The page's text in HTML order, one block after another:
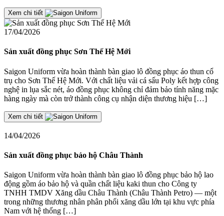
Xem chi tiết
17/04/2026
Sản xuất đồng phục Sơn Thế Hệ Mới
Saigon Uniform vừa hoàn thành bàn giao lô đồng phục áo thun cổ
trụ cho Sơn Thế Hệ Mới. Với chất liệu vải cá sấu Poly kết hợp công
nghệ in lụa sắc nét, áo đồng phục không chỉ đảm bảo tính năng mặc
hàng ngày mà còn trở thành công cụ nhận diện thương hiệu […]
Xem chi tiết
14/04/2026
Sản xuất đồng phục bảo hộ Châu Thành
Saigon Uniform vừa hoàn thành bàn giao lô đồng phục bảo hộ lao
động gồm áo bảo hộ và quần chất liệu kaki thun cho Công ty
TNHH TMDV Xăng dầu Châu Thành (Châu Thành Petro) — một
trong những thương nhân phân phối xăng dầu lớn tại khu vực phía
Nam với hệ thống […]